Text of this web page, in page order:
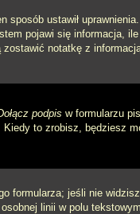
ustawił
pojawi się informacja,
notatkę z
podpis w formularzu
to zrobisz, będziesz
formularza; jeśli nie
linii w polu